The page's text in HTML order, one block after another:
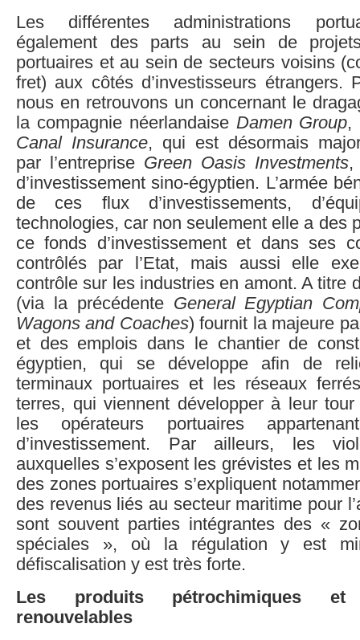
Les différentes administrations
également des parts au sein de projets
portuaires et au sein de secteurs voisins
fret) aux côtés d’investisseurs étrangers.
nous en retrouvons un concernant le
la compagnie néerlandaise Damen Group,
Canal Insurance, qui est désormais
par l’entreprise Green Oasis Investments,
d’investissement sino-égyptien. L’armée
de ces flux d’investissements,
technologies, car non seulement elle a des
ce fonds d’investissement et dans ses
contrôlés par l’Etat, mais aussi elle
contrôle sur les industries en amont. A titre
(via la précédente General Egyptian
Wagons and Coaches) fournit la majeure
et des emplois dans le chantier de
égyptien, qui se développe afin de
terminaux portuaires et les réseaux
terres, qui viennent développer à leur
les opérateurs portuaires
d’investissement. Par ailleurs, les
auxquelles s’exposent les grévistes et les
des zones portuaires s’expliquent
des revenus liés au secteur maritime pour
sont souvent parties intégrantes des «
spéciales », où la régulation y est
défiscalisation y est très forte.
Les produits pétrochimiques
renouvelables